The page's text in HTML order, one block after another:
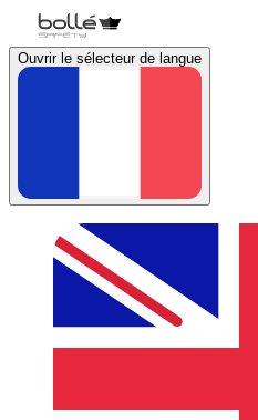
Ouvrir le sélecteur de langue